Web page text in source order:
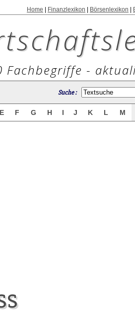
Home Finanzlexikon Börsenlexikon
Fachbegriffe -
Suche :
E F G H I J K L M